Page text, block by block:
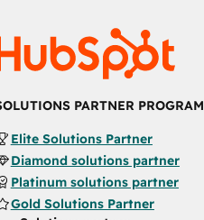
PARTNER PROGRAM
Elite Solutions Partner
Diamond solutions partner
Platinum solutions partner
Gold Solutions Partner